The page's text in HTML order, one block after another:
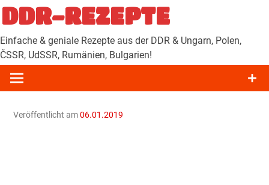
Zum
Inhalt
springen
DDR-REZEPTE
Einfache & geniale Rezepte aus der DDR & Ungarn, Polen,
ČSSR, UdSSR, Rumänien, Bulgarien!
Veröffentlicht am06.01.2019